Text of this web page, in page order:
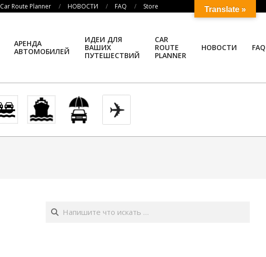
Car Route Planner НОВОСТИ FAQ Store
АРЕНДА
АВТОМОБИЛЕЙ
ИДЕИ ДЛЯ
ВАШИХ
ПУТЕШЕСТВИЙ
CAR
ROUTE
PLANNER
НОВОСТИ FAQ
Поиск
Translate »